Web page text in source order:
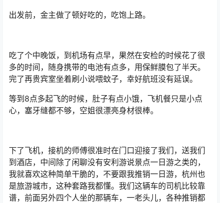
出发前，金主做了顿好吃的，吃饱上路。
吃了个中晚饭，到机场有点早，果然在安检的时候花了很
多的时间，随身携带的电池有点多，用保鲜膜包了半天。
完了再贵宾室坐着刷小说喂蚊子，幸好航班没有延误。
等到8点多起飞的时候，肚子有点小饿，飞机餐只是小点
心，塞牙缝都不够，空姐很漂亮身材很棒。
下了飞机，接机的师傅很准时在门口迎接了我们，送我们
到酒店，中间除了闲聊没有安利游说景点一日游之类的，
我就喜欢这种简单干脆的，不要跟我推销一日游，杭州也
是旅游城市，这种套路我都懂。我们这辆车的司机比较靠
谱，前面另外四个人坐的那辆车，一老头儿，各种推销都